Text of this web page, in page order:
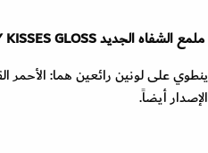
ملمع الشفاه الجديدKISSES GLOSS
الإصدار أيضاً.